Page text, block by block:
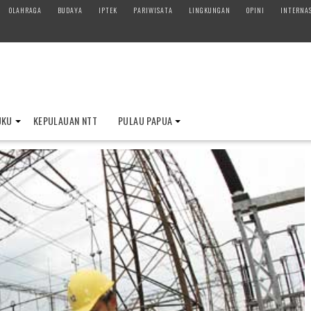
OLAHRAGA BUDAYA IPTEK PARIWISATA LINGKUNGAN OPINI
KEPULAUAN NTT PULAU PAPUA